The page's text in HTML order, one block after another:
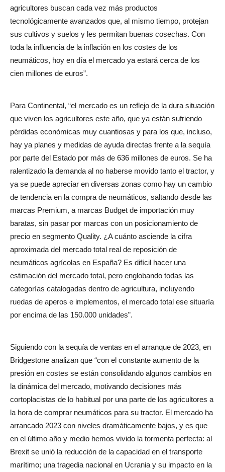
agricultores buscan cada vez más productos
tecnológicamente avanzados que, al mismo tiempo, protejan
sus cultivos y suelos y les permitan buenas cosechas. Con
toda la influencia de la inflación en los costes de los
neumáticos, hoy en día el mercado ya estará cerca de los
cien millones de euros”.
Para Continental, “el mercado es un reflejo de la dura situación
que viven los agricultores este año, que ya están sufriendo
pérdidas económicas muy cuantiosas y para los que, incluso,
hay ya planes y medidas de ayuda directas frente a la sequía
por parte del Estado por más de 636 millones de euros. Se ha
ralentizado la demanda al no haberse movido tanto el tractor, y
ya se puede apreciar en diversas zonas como hay un cambio
de tendencia en la compra de neumáticos, saltando desde las
marcas Premium, a marcas Budget de importación muy
baratas, sin pasar por marcas con un posicionamiento de
precio en segmento Quality. ¿A cuánto asciende la cifra
aproximada del mercado total real de reposición de
neumáticos agrícolas en España? Es difícil hacer una
estimación del mercado total, pero englobando todas las
categorías catalogadas dentro de agricultura, incluyendo
ruedas de aperos e implementos, el mercado total ese situaría
por encima de las 150.000 unidades”.
Siguiendo con la sequía de ventas en el arranque de 2023, en
Bridgestone analizan que “con el constante aumento de la
presión en costes se están consolidando algunos cambios en
la dinámica del mercado, motivando decisiones más
cortoplacistas de lo habitual por una parte de los agricultores a
la hora de comprar neumáticos para su tractor. El mercado ha
arrancado 2023 con niveles dramáticamente bajos, y es que
en el último año y medio hemos vivido la tormenta perfecta: al
Brexit se unió la reducción de la capacidad en el transporte
marítimo; una tragedia nacional en Ucrania y su impacto en la